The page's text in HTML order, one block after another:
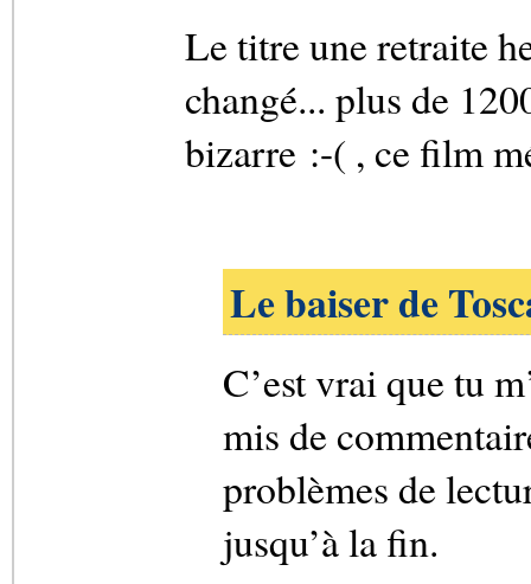
Le titre une retraite
changé... plus de
bizarre :-( , ce film
Le baiser de
C’est vrai que tu
mis de
problèmes de
jusqu’à la fin.